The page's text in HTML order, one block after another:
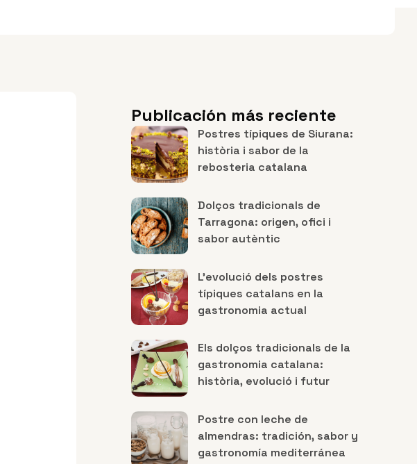
Publicación más reciente
Postres típiques de Siurana:
història i sabor de la
rebosteria catalana
Dolços tradicionals de
Tarragona: origen, ofici i
sabor autèntic
L’evolució dels postres
típiques catalans en la
gastronomia actual
Els dolços tradicionals de la
gastronomia catalana:
història, evolució i futur
Postre con leche de
almendras: tradición, sabor y
gastronomía mediterránea